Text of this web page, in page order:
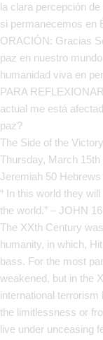
la clara percepción
si permanecemos en
ORACIÓN: Gracias
paz en nuestro
humanidad viva en
PARA
actual me está
paz?
The Side of the Victory
Thursday, March 15th
Jeremiah 50 Hebrews
“ In this world they
the world.” – JOHN
The XXth Century
humanity, in which,
bass. For the most
weakened, but in the
international
the limitlessness or
live under unceasing